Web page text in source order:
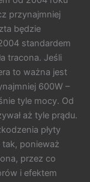
przynajmniej
będzie
standardem
tracona. Jeśli
to ważna jest
600W –
tyle mocy. Od
aż tyle prądu.
płyty
tak, ponieważ
przez co
i efektem